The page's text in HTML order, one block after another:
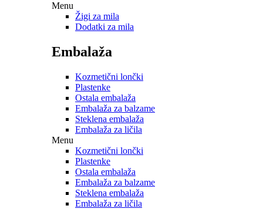
Menu
Žigi za mila
Dodatki za mila
Embalaža
Kozmetični lončki
Plastenke
Ostala embalaža
Embalaža za balzame
Steklena embalaža
Embalaža za ličila
Menu
Kozmetični lončki
Plastenke
Ostala embalaža
Embalaža za balzame
Steklena embalaža
Embalaža za ličila